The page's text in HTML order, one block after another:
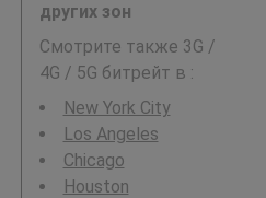
других зон
Смотрите также 3G /
4G / 5G битрейт в :
New York City
Los Angeles
Chicago
Houston